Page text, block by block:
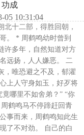
功成
05 10:31:04
北十二部，得胜回朝，
。 * 周鹤鸣幼时曾到
许多年，自然知道对方
远扬，人人嫌恶。 二
，唯恐避之不及，郁濯
上人守身如玉，好歹将
哪里不如舍弟？” “你
鹤鸣马不停蹄赶回青
事而来，周鹤鸣知此生
了不对劲。 自己的白